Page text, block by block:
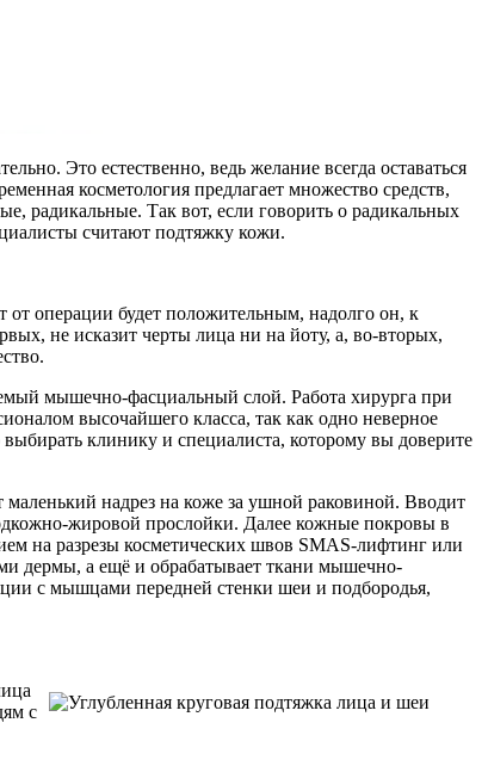
Это естественно, ведь желание всегда оставаться
косметология предлагает множество средств,
радикальные. Так вот, если говорить о радикальных
считают подтяжку кожи.
от операции будет положительным, надолго он, к
не исказит черты лица ни на йоту, а, во-вторых,
мышечно-фасциальный слой. Работа хирурга при
высочайшего класса, так как одно неверное
клинику и специалиста, которому вы доверите
маленький надрез на коже за ушной раковиной. Вводит
жировой прослойки. Далее кожные покровы в
на разрезы косметических швов SMAS-лифтинг или
дермы, а ещё и обрабатывает ткани мышечно-
с мышцами передней стенки шеи и подбородья,
с